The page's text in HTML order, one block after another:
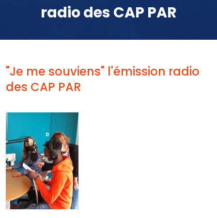
radio des CAP PAR
"Je me souviens" l'émission radio
des CAP PAR